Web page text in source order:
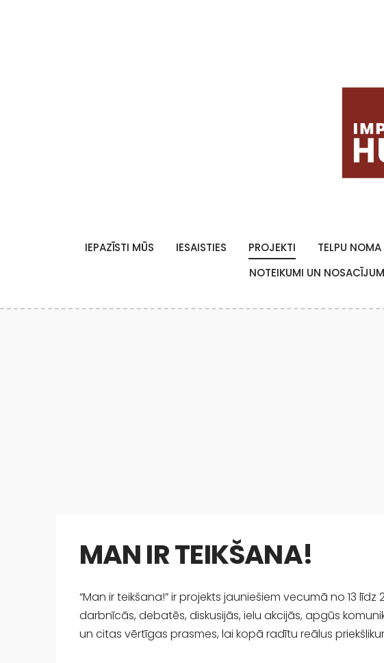
IEPAZĪSTI MŪS IESAISTIES PROJEKTI TELPU NOMA
NOTEIKUMI UN
MAN IR TEIKŠANA!
“Man ir teikšana!” ir projekts jauniešiem vecumā no 13
darbnīcās, debatēs, diskusijās, ielu akcijās, apgūs
un citas vērtīgas prasmes, lai kopā radītu reālus